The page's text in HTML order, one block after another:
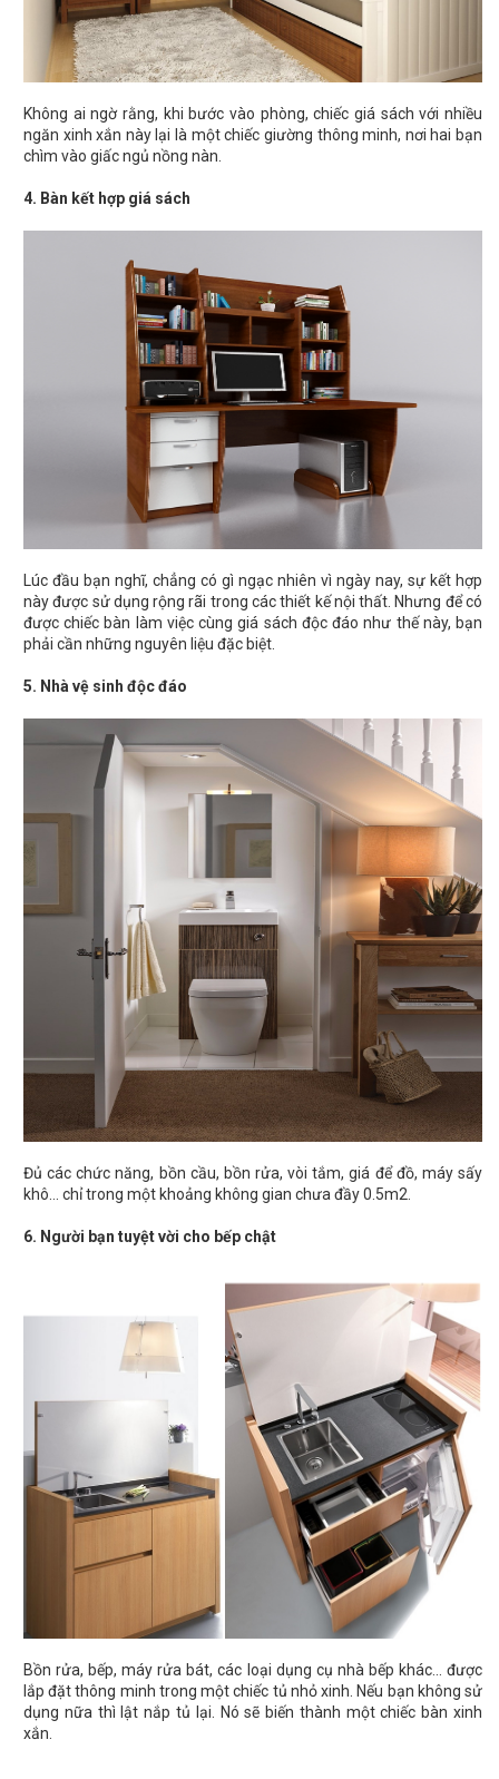
Không ai ngờ rằng, khi bước vào phòng, chiếc giá sách với nhiều
ngăn xinh xắn này lại là một chiếc giường thông minh, nơi hai bạn
chìm vào giấc ngủ nồng nàn.
4. Bàn kết hợp giá sách
Lúc đầu bạn nghĩ, chẳng có gì ngạc nhiên vì ngày nay, sự kết hợp
này được sử dụng rộng rãi trong các thiết kế nội thất. Nhưng để có
được chiếc bàn làm việc cùng giá sách độc đáo như thế này, bạn
phải cần những nguyên liệu đặc biệt.
5. Nhà vệ sinh độc đáo
Đủ các chức năng, bồn cầu, bồn rửa, vòi tắm, giá để đồ, máy sấy
khô… chỉ trong một khoảng không gian chưa đầy 0.5m2.
6. Người bạn tuyệt vời cho bếp chật
Bồn rửa, bếp, máy rửa bát, các loại dụng cụ nhà bếp khác… được
lắp đặt thông minh trong một chiếc tủ nhỏ xinh. Nếu bạn không sử
dụng nữa thì lật nắp tủ lại. Nó sẽ biến thành một chiếc bàn xinh
xắn.